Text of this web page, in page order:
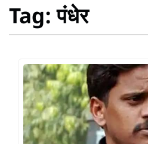
Tag: पंधेर